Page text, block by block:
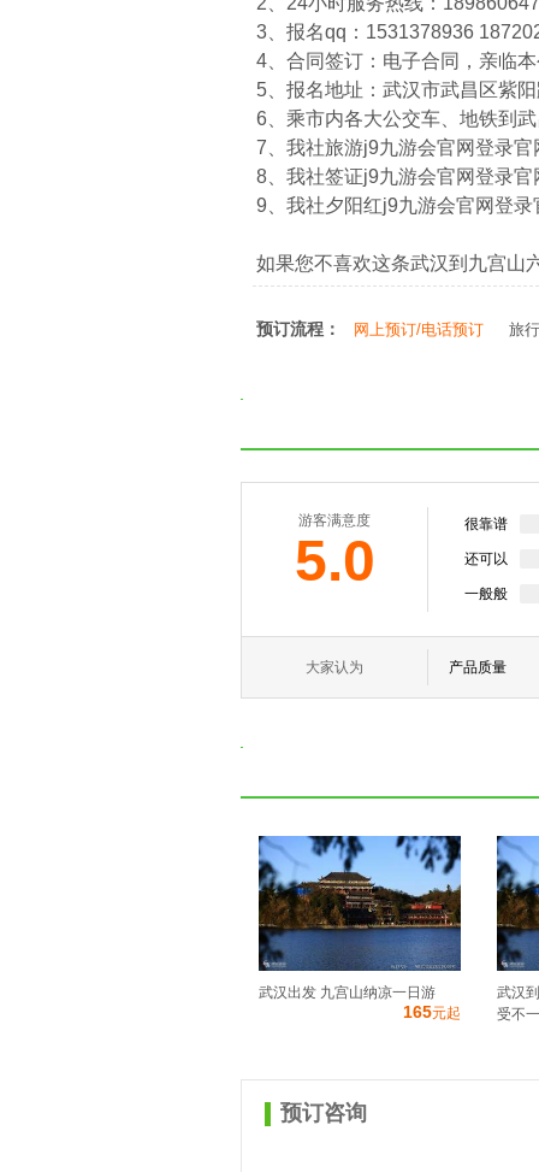
3、报名qq：1531378936
4、合同签订：电子合同，亲临
5、报名地址：武汉市武昌区紫
6、乘市内各大公交车、地铁到
7、我社旅游j9九游会官网登录
8、我社签证j9九游会官网登录
9、我社夕阳红j9九游会官网登
如果您不喜欢这条武汉到九宫山
预订流程： 网上预订/电话预订 旅
游客满意度
5.0
很靠谱
还可以
一般般
大家认为 产品质量
武汉出发 九宫山纳凉一日游
165元起
武汉
受不
预订咨询